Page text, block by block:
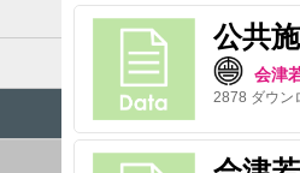
公共
会津
2878 ダウン